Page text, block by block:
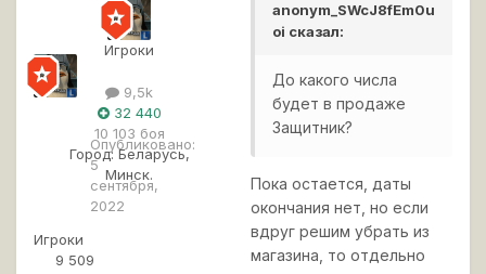
e
Опубликовано:
5
сентября,
2022
Игроки
9 509
Игроки
9,5k
32 440
10 103 боя
Город: Беларусь,
Минск.
anonym_SWcJ8fEm0u
oi сказал:
До какого числа
будет в продаже
Защитник?
Пока остается, даты
окончания нет, но если
вдруг решим убрать из
магазина, то отдельно